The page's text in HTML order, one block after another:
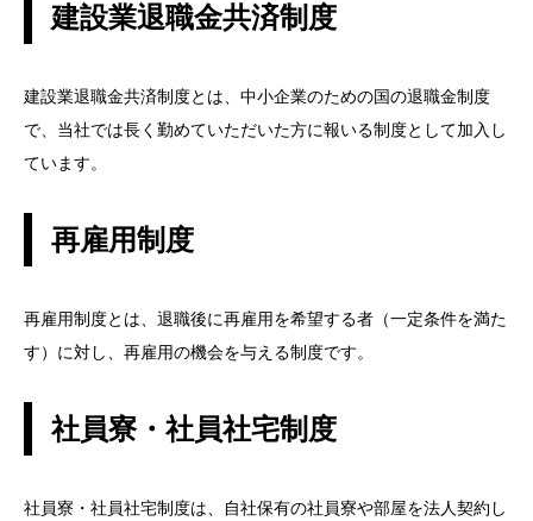
建設業退職金共済制度
建設業退職金共済制度とは、中小企業のための国の退職金制度
で、当社では長く勤めていただいた方に報いる制度として加入し
ています。
再雇用制度
再雇用制度とは、退職後に再雇用を希望する者（一定条件を満た
す）に対し、再雇用の機会を与える制度です。
社員寮・社員社宅制度
社員寮・社員社宅制度は、自社保有の社員寮や部屋を法人契約し